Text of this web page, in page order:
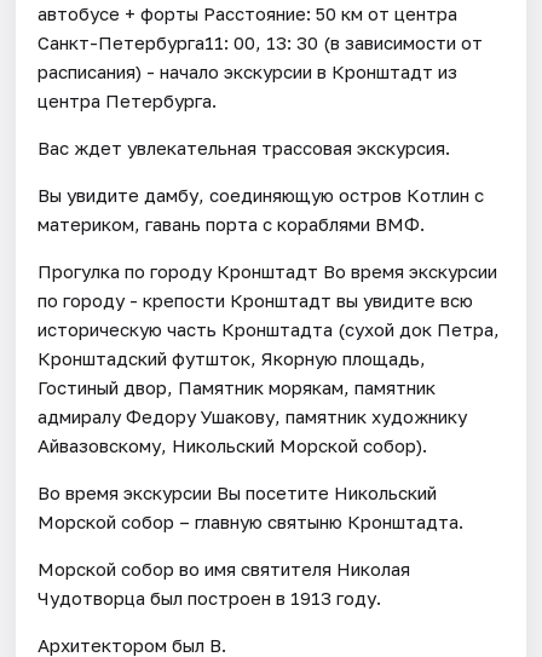
автобусе + форты Расстояние: 50 км от центра
Санкт-Петербурга11: 00, 13: 30 (в зависимости от
расписания) - начало экскурсии в Кронштадт из
центра Петербурга.
Вас ждет увлекательная трассовая экскурсия.
Вы увидите дамбу, соединяющую остров Котлин с
материком, гавань порта с кораблями ВМФ.
Прогулка по городу Кронштадт Во время экскурсии
по городу - крепости Кронштадт вы увидите всю
историческую часть Кронштадта (сухой док Петра,
Кронштадский футшток, Якорную площадь,
Гостиный двор, Памятник морякам, памятник
адмиралу Федору Ушакову, памятник художнику
Айвазовскому, Никольский Морской собор).
Во время экскурсии Вы посетите Никольский
Морской собор – главную святыню Кронштадта.
Морской собор во имя святителя Николая
Чудотворца был построен в 1913 году.
Архитектором был В.